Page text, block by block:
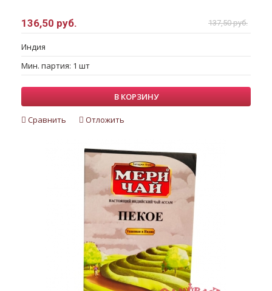
136,50 руб. 137,50 руб.
Индия
Мин. партия: 1 шт
В КОРЗИНУ
Сравнить Отложить